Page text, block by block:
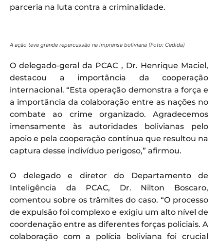
parceria na luta contra a criminalidade.
A ação teve grande repercussão na imprensa boliviana (Foto: Cedida)
O delegado-geral da PCAC , Dr. Henrique Maciel,
destacou a importância da cooperação
internacional. “Esta operação demonstra a força e
a importância da colaboração entre as nações no
combate ao crime organizado. Agradecemos
imensamente às autoridades bolivianas pelo
apoio e pela cooperação contínua que resultou na
captura desse indivíduo perigoso,” afirmou.
O delegado e diretor do Departamento de
Inteligência da PCAC, Dr. Nilton Boscaro,
comentou sobre os trâmites do caso. “O processo
de expulsão foi complexo e exigiu um alto nível de
coordenação entre as diferentes forças policiais. A
colaboração com a polícia boliviana foi crucial